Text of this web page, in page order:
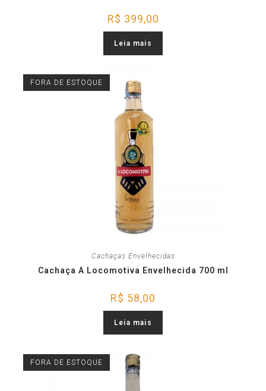
R$ 399,00
Leia mais
FORA DE ESTOQUE
Cachaças Envelhecidas
Cachaça A Locomotiva Envelhecida 700 ml
R$ 58,00
Leia mais
FORA DE ESTOQUE